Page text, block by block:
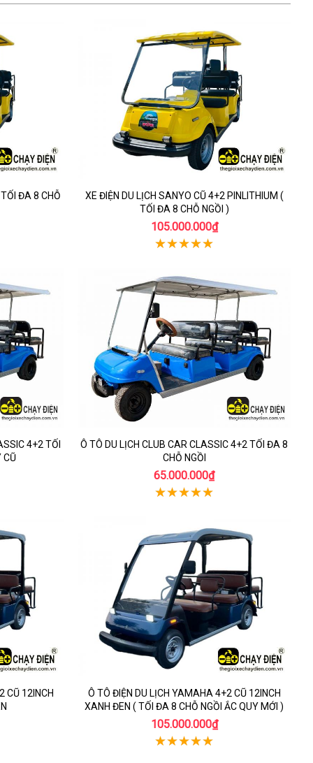
ĐA 8 CHỖ
XE ĐIỆN DU LỊCH SANYO CŨ 4+2 PINLITHIUM (
TỐI ĐA 8 CHỖ NGỒI )
105.000.000₫
4+2 TỐI
CŨ
Ô TÔ DU LỊCH CLUB CAR CLASSIC 4+2 TỐI ĐA 8
CHỖ NGỒI
65.000.000₫
CŨ 12INCH
Ô TÔ ĐIỆN DU LỊCH YAMAHA 4+2 CŨ 12INCH
XANH ĐEN ( TỐI ĐA 8 CHỖ NGỒI ẮC QUY MỚI )
105.000.000₫